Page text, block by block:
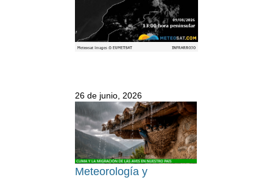
26 de junio, 2026
Meteorología y